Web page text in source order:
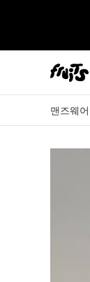
맨즈웨어